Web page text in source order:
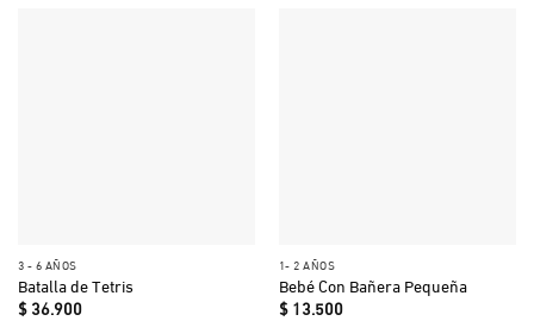
3 - 6 AÑOS
Batalla de Tetris
$36.900
1- 2 AÑOS
Bebé Con Bañera Pequeña
$13.500